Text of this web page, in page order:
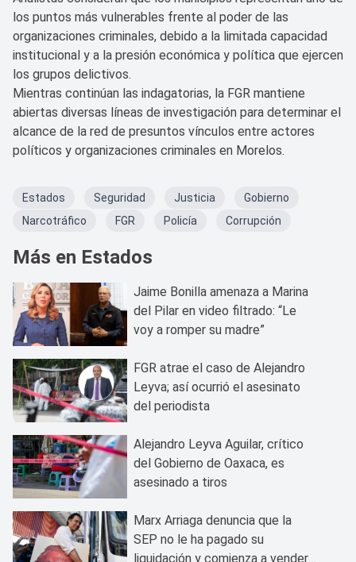
los puntos más vulnerables frente al poder de las
organizaciones criminales, debido a la limitada capacidad
institucional y a la presión económica y política que ejercen
los grupos delictivos.
Mientras continúan las indagatorias, la FGR mantiene
abiertas diversas líneas de investigación para determinar el
alcance de la red de presuntos vínculos entre actores
políticos y organizaciones criminales en Morelos.
Estados Seguridad Justicia
Gobierno
Narcotráfico
FGR Policía Corrupción
Más en Estados
Jaime Bonilla amenaza a Marina
del Pilar en video filtrado: “Le
voy a romper su madre”
FGR atrae el caso de Alejandro
Leyva; así ocurrió el asesinato
del periodista
Alejandro Leyva Aguilar, crítico
del Gobierno de Oaxaca, es
asesinado a tiros
Marx Arriaga denuncia que la
SEP no le ha pagado su
liquidación y comienza a vender